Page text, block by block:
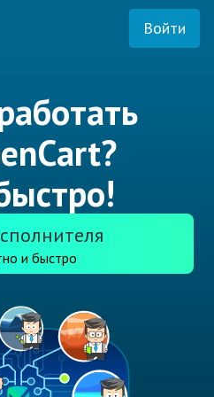
Войти
и быстро